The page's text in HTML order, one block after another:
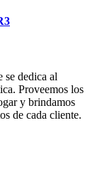
dedica al
Proveemos los
y brindamos
de cada cliente.